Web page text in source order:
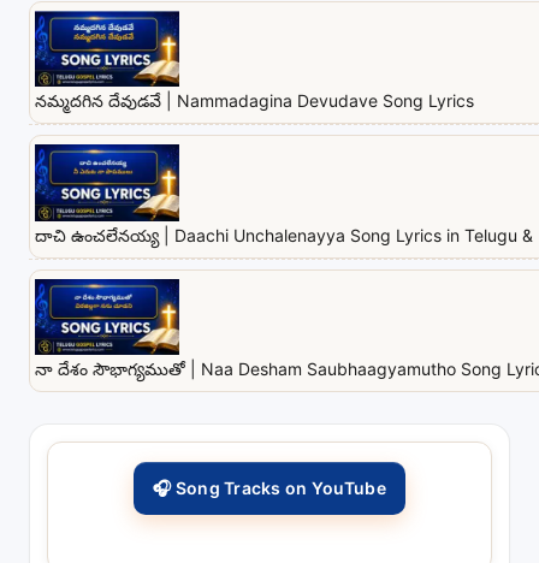
నమ్మదగిన దేవుడవే | Nammadagina Devudave Song Lyrics
దాచి ఉంచలేనయ్య | Daachi Unchalenayya Song Lyrics in Telugu &
నా దేశం సౌభాగ్యముతో | Naa Desham Saubhaagyamutho Song
🎧 Song Tracks on YouTube